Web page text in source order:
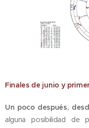
Finales de junio y
Un poco después,
alguna posibilidad de